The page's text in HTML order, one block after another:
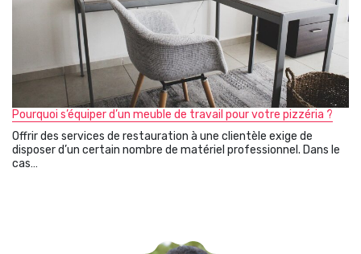
Pourquoi s’équiper d’un meuble de travail pour votre pizzéria ?
Offrir des services de restauration à une clientèle exige de
disposer d’un certain nombre de matériel professionnel. Dans le
cas…